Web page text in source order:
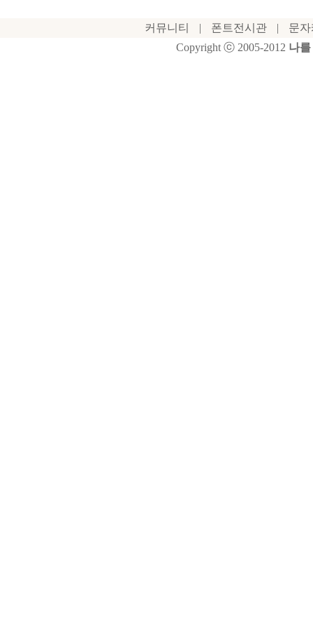
커뮤니티 | 폰트전시관 |
문
Copyright ⓒ 2005-2012 나